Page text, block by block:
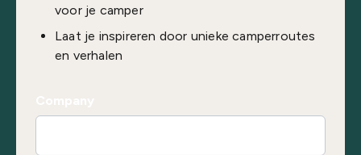
voor je camper
Laat je inspireren door unieke camperroutes
en verhalen